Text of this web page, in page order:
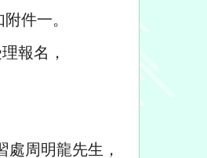
件一。
報名，
周明龍先生，